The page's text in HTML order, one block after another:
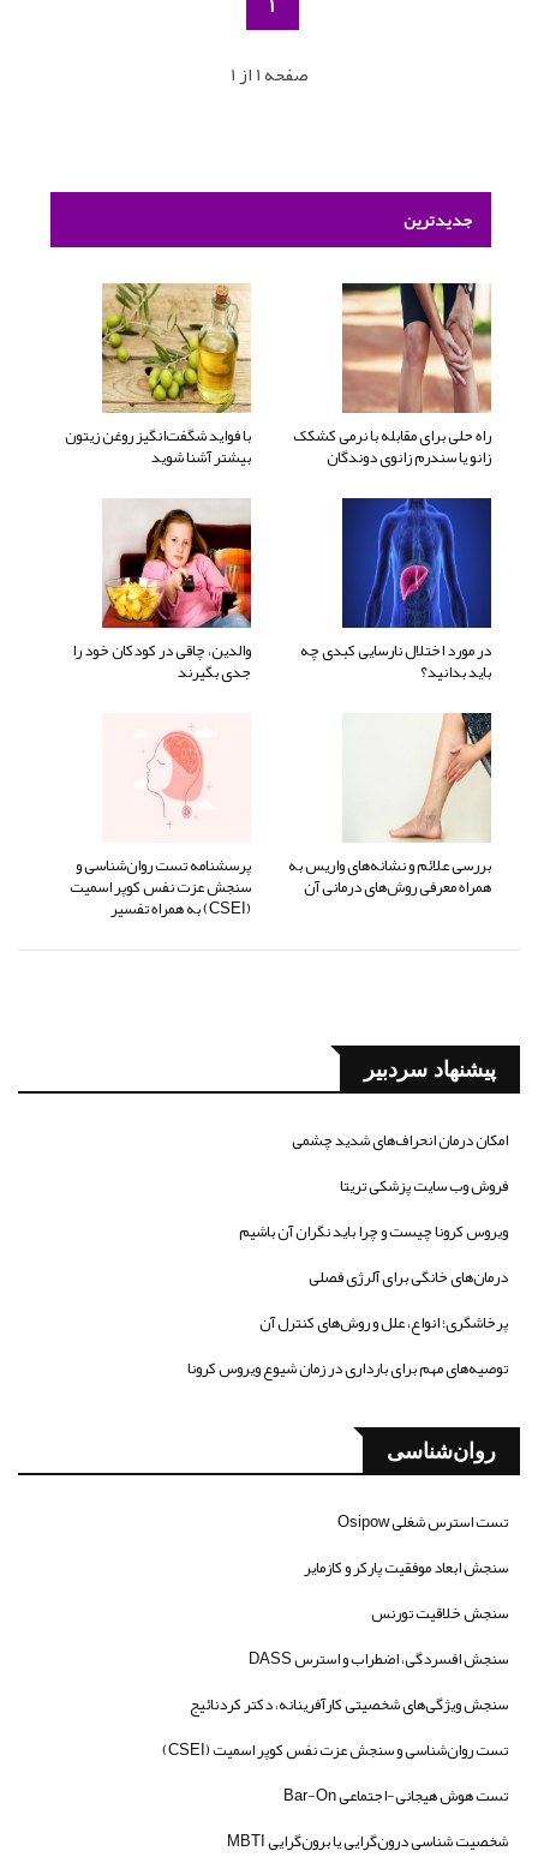
صفحه 1 از 1
جدیدترین
راه حلی برای مقابله با نرمی کشکک
زانو یا سندرم زانوی دوندگان
با فواید شگفت‌انگیز روغن زیتون
بیشتر آشنا شوید
در مورد اختلال نارسایی کبدی چه
باید بدانید؟
والدین، چاقی در کودکان خود را
جدی بگیرند
بررسی علائم و نشانه‌های واریس به
همراه معرفی روش‌های درمانی آن
پرسشنامه تست روان‌شناسی و
سنجش عزت نفس کوپر اسمیت
(CSEI) به همراه تفسیر
پیشنهاد سردبیر
امکان درمان انحراف‌های شدید چشمی
فروش وب سایت پزشکی تریتا
ویروس کرونا چیست و چرا باید نگران آن باشیم
درمان‌های خانگی برای آلرژی فصلی
پرخاشگری؛ انواع، علل و روش‌های کنترل آن
توصیه‌های مهم برای بارداری در زمان شیوع ویروس کرونا
روان‌شناسی
تست استرس شغلی Osipow
سنجش ابعاد موفقیت پارکر و کازمایر
سنجش خلاقیت تورنس
سنجش افسردگی، اضطراب و استرس DASS
سنجش ویژگی‌های شخصیتی کارآفرینانه، دکتر کردنائیج
تست روان‌شناسی و سنجش عزت نفس کوپر اسمیت (CSEI)
تست هوش هیجانی-اجتماعی Bar-On
شخصیت شناسی درون‌گرایی یا برون‌گرایی MBTI